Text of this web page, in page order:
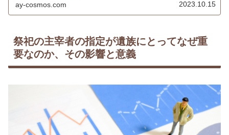
ay-cosmos.com 2023.10.15
祭祀の主宰者の指定が遺族にとってなぜ重
要なのか、その影響と意義